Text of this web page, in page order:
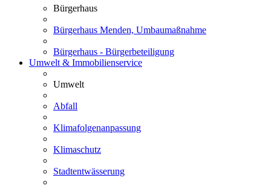
Bürgerhaus
Bürgerhaus Menden, Umbaumaßnahme
Bürgerhaus - Bürgerbeteiligung
Umwelt & Immobilienservice
Umwelt
Abfall
Klimafolgenanpassung
Klimaschutz
Stadtentwässerung